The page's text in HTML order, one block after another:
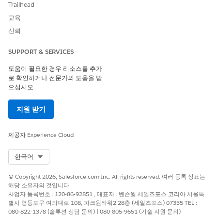
Trailhead
교육
신뢰
SUPPORT & SERVICES
도움이 필요한 경우 리소스를 추가
로 확인하거나 전문가의 도움을 받
으십시오.
지원 받기
제공자 Experience Cloud
한국어
© Copyright 2026, Salesforce.com Inc. All rights reserved. 여러 등록 상표는
해당 소유자의 것입니다.
사업자 등록번호 : 120-86-92851 , 대표자 : 벤슨웡 세일즈포스 코리아 서울특
별시 영등포구 여의대로 108, 파크원타워2 28층 (세일즈포스) 07335 TEL :
080-822-1378 (솔루션 상담 문의) | 080-805-9651 (기술 지원 문의)